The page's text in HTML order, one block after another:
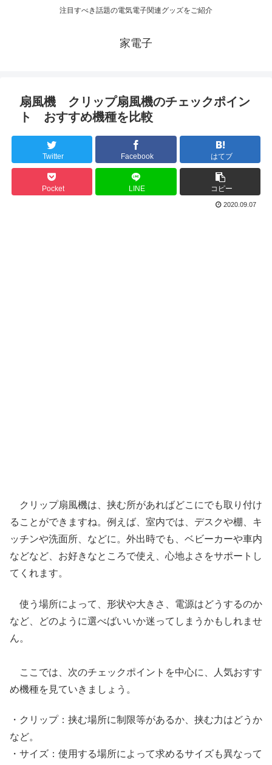
注目すべき話題の電気電子関連グッズをご紹介
家電子
扇風機 クリップ扇風機のチェックポイン
ト おすすめ機種を比較
Twitter Facebook はてブ
Pocket LINE コピー
2020.09.07
クリップ扇風機は、挟む所があればどこにでも取り付け
ることができますね。例えば、室内では、デスクや棚、キ
ッチンや洗面所、などに。外出時でも、ベビーカーや車内
などなど、お好きなところで使え、心地よさをサポートし
てくれます。
使う場所によって、形状や大きさ、電源はどうするのか
など、どのように選べばいいか迷ってしまうかもしれませ
ん。
ここでは、次のチェックポイントを中心に、人気おすす
め機種を見ていきましょう。
・クリップ：挟む場所に制限等があるか、挟む力はどうか
など。
・サイズ：使用する場所によって求めるサイズも異なって